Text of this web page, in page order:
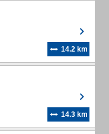
14.2 km
14.3 km